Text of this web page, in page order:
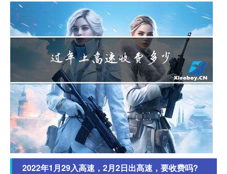
2022年1月29入高速，2月2日出髙速，要收费吗?